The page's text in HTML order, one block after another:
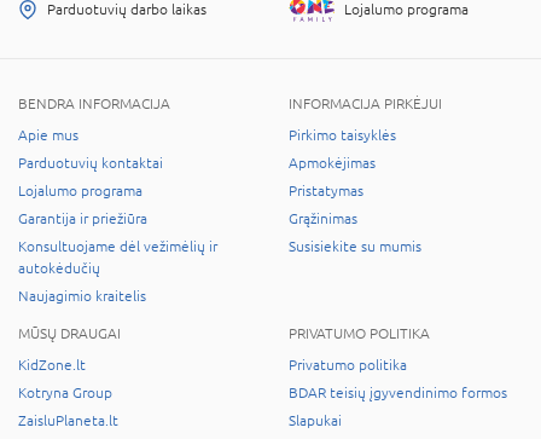
Parduotuvių darbo laikas Lojalumo programa
BENDRA INFORMACIJA
Apie mus
Parduotuvių kontaktai
Lojalumo programa
Garantija ir priežiūra
Konsultuojame dėl vežimėlių ir
autokėdučių
Naujagimio kraitelis
INFORMACIJA PIRKĖJUI
Pirkimo taisyklės
Apmokėjimas
Pristatymas
Grąžinimas
Susisiekite su mumis
MŪSŲ DRAUGAI
KidZone.lt
Kotryna Group
ZaisluPlaneta.lt
PRIVATUMO POLITIKA
Privatumo politika
BDAR teisių įgyvendinimo formos
Slapukai